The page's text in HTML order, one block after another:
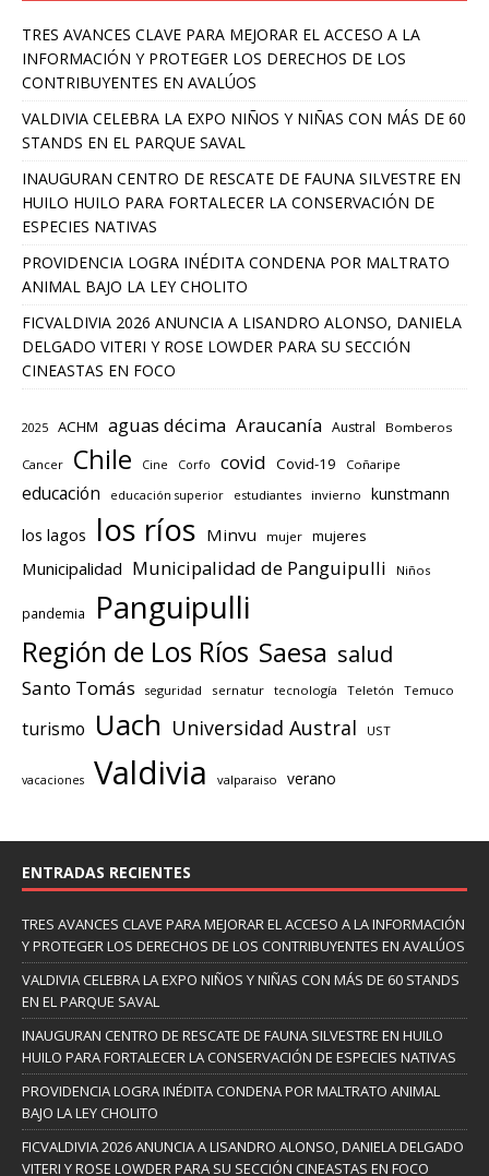
TRES AVANCES CLAVE PARA MEJORAR EL ACCESO A LA
INFORMACIÓN Y PROTEGER LOS DERECHOS DE LOS
CONTRIBUYENTES EN AVALÚOS
VALDIVIA CELEBRA LA EXPO NIÑOS Y NIÑAS CON MÁS DE 60
STANDS EN EL PARQUE SAVAL
INAUGURAN CENTRO DE RESCATE DE FAUNA SILVESTRE EN
HUILO HUILO PARA FORTALECER LA CONSERVACIÓN DE
ESPECIES NATIVAS
PROVIDENCIA LOGRA INÉDITA CONDENA POR MALTRATO
ANIMAL BAJO LA LEY CHOLITO
FICVALDIVIA 2026 ANUNCIA A LISANDRO ALONSO, DANIELA
DELGADO VITERI Y ROSE LOWDER PARA SU SECCIÓN
CINEASTAS EN FOCO
2025 ACHM aguas décima Araucanía Austral Bomberos
Cancer Chile Cine Corfo covid Covid-19 Coñaripe
educación educación superior estudiantes invierno kunstmann
los lagos los ríos Minvu mujer mujeres
Municipalidad Municipalidad de Panguipulli Niños
pandemia Panguipulli
Región de Los Ríos Saesa salud
Santo Tomás seguridad sernatur tecnología Teletón Temuco
turismo Uach Universidad Austral UST
vacaciones Valdivia valparaiso verano
ENTRADAS RECIENTES
TRES AVANCES CLAVE PARA MEJORAR EL ACCESO A LA INFORMACIÓN
Y PROTEGER LOS DERECHOS DE LOS CONTRIBUYENTES EN AVALÚOS
VALDIVIA CELEBRA LA EXPO NIÑOS Y NIÑAS CON MÁS DE 60 STANDS
EN EL PARQUE SAVAL
INAUGURAN CENTRO DE RESCATE DE FAUNA SILVESTRE EN HUILO
HUILO PARA FORTALECER LA CONSERVACIÓN DE ESPECIES NATIVAS
PROVIDENCIA LOGRA INÉDITA CONDENA POR MALTRATO ANIMAL
BAJO LA LEY CHOLITO
FICVALDIVIA 2026 ANUNCIA A LISANDRO ALONSO, DANIELA DELGADO
VITERI Y ROSE LOWDER PARA SU SECCIÓN CINEASTAS EN FOCO